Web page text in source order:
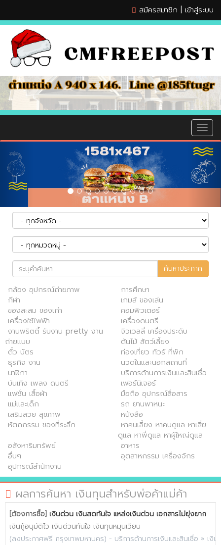
สมัครสมาชิก เข้าสู่ระบบ
MENU
ค้นหาประกาศ
กล้อง อุปกรณ์ถ่ายภาพ
การศึกษา
กีฬา
เกมส์ ของเล่น
ของสะสม ของเก่า
คอมพิวเตอร์
เครื่องใช้ไฟฟ้า
เครื่องดนตรี
งานพริตตี้ รับงาน pretty งาน
ถ่ายแบบ
จิวเวลลี่ เครื่องประดับ
ต้นไม้ สัตว์เลี้ยง
ตั๋ว บัตร
ท่องเที่ยว ทัวร์ ที่พัก
ธุรกิจ งาน
นวดในและนอกสถานที่
นาฬิกา
บริการด้านการเงินและสินเชื่อ
บันเทิง เพลง ดนตรี
เฟอร์นิเจอร์
แฟชั่น เสื้อผ้า
มือถือ อุปกรณ์สื่อสาร
แม่และเด็ก
รถ ยานพาหนะ
เสริมสวย สุขภาพ
หนังสือ
หัตถกรรม ของที่ระลึก
หาคนเลี้ยง หาคนดูแล หาเสี่ย
ดูแล หาพี่ดูแล หาผู้ใหญ่ดูแล
อสังหาริมทรัพย์
อาหาร
อื่นๆ
อุตสาหกรรม เครื่องจักร
อุปกรณ์สำนักงาน
ผลการค้นหา เงินทุนสำหรับพ่อค้าแม่ค้า
[ต้องการซื้อ] เงินด่วน เงินสดทันใจ แหล่งเงินด่วน เอกสารไม่ยุ่งยาก
เงินกู้อนุมัติไว เงินด่วนทันใจ เงินทุนหมุนเวียน
(ลงประกาศฟรี กรุงเทพมหานคร) - บริการด้านการเงินและสินเชื่อ » เงิ